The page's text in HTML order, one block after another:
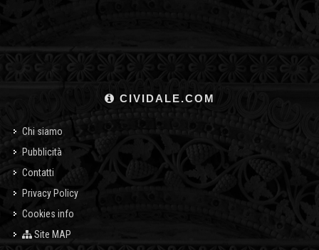
CIVIDALE.COM
Chi siamo
Pubblicità
Contatti
Privacy Policy
Cookies info
Site MAP